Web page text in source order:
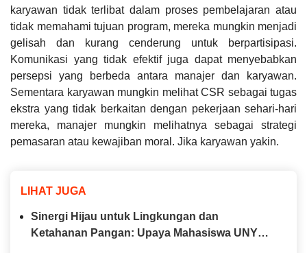
karyawan tidak terlibat dalam proses pembelajaran atau
tidak memahami tujuan program, mereka mungkin menjadi
gelisah dan kurang cenderung untuk berpartisipasi.
Komunikasi yang tidak efektif juga dapat menyebabkan
persepsi yang berbeda antara manajer dan karyawan.
Sementara karyawan mungkin melihat CSR sebagai tugas
ekstra yang tidak berkaitan dengan pekerjaan sehari-hari
mereka, manajer mungkin melihatnya sebagai strategi
pemasaran atau kewajiban moral. Jika karyawan yakin.
LIHAT JUGA
Sinergi Hijau untuk Lingkungan dan
Ketahanan Pangan: Upaya Mahasiswa UNY